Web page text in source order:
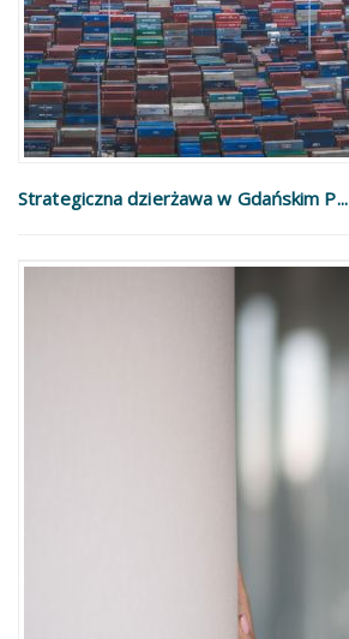
Strategiczna dzierżawa w Gdańskim P...